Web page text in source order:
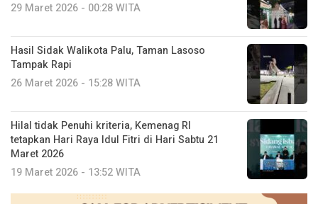
29 Maret 2026 - 00:28 WITA
Hasil Sidak Walikota Palu, Taman Lasoso
Tampak Rapi
26 Maret 2026 - 15:28 WITA
Hilal tidak Penuhi kriteria, Kemenag RI
tetapkan Hari Raya Idul Fitri di Hari Sabtu 21
Maret 2026
19 Maret 2026 - 13:52 WITA